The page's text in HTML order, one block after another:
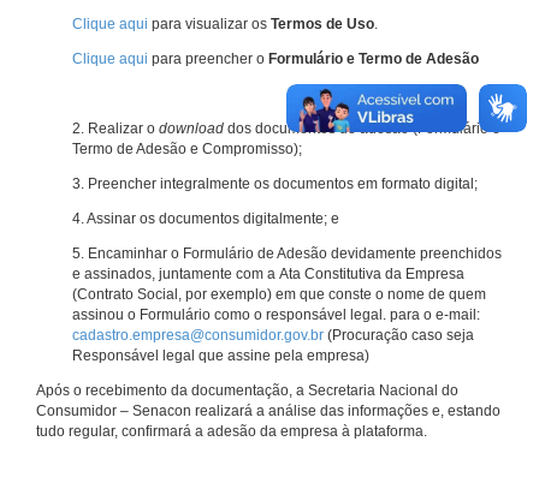
Clique aqui para visualizar os Termos de Uso.
Clique aqui para preencher o Formulário e Termo de Adesão
2. Realizar o download dos documentos de adesão (Formulário e
Termo de Adesão e Compromisso);
3. Preencher integralmente os documentos em formato digital;
4. Assinar os documentos digitalmente; e
5. Encaminhar o Formulário de Adesão devidamente preenchidos
e assinados, juntamente com a Ata Constitutiva da Empresa
(Contrato Social, por exemplo) em que conste o nome de quem
assinou o Formulário como o responsável legal. para o e-mail:
cadastro.empresa@consumidor.gov.br (Procuração caso seja
Responsável legal que assine pela empresa)
Após o recebimento da documentação, a Secretaria Nacional do
Consumidor – Senacon realizará a análise das informações e, estando
tudo regular, confirmará a adesão da empresa à plataforma.